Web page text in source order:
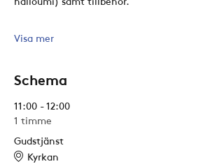
Visa mer
Schema
11:00 - 12:00
1 timme
Gudstjänst
Kyrkan